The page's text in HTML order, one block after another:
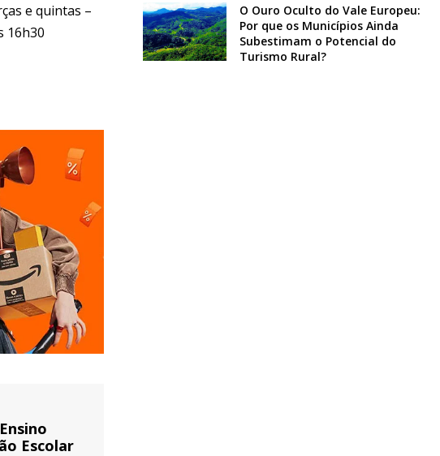
e quintas –
16h30
Escolar
O Ouro Oculto do Vale Europeu:
Por que os Municípios Ainda
Subestimam o Potencial do
Turismo Rural?